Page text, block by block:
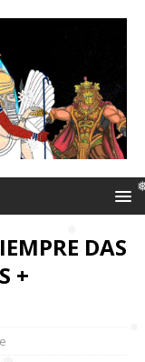
❅
❅
❅
❅
DAS
+